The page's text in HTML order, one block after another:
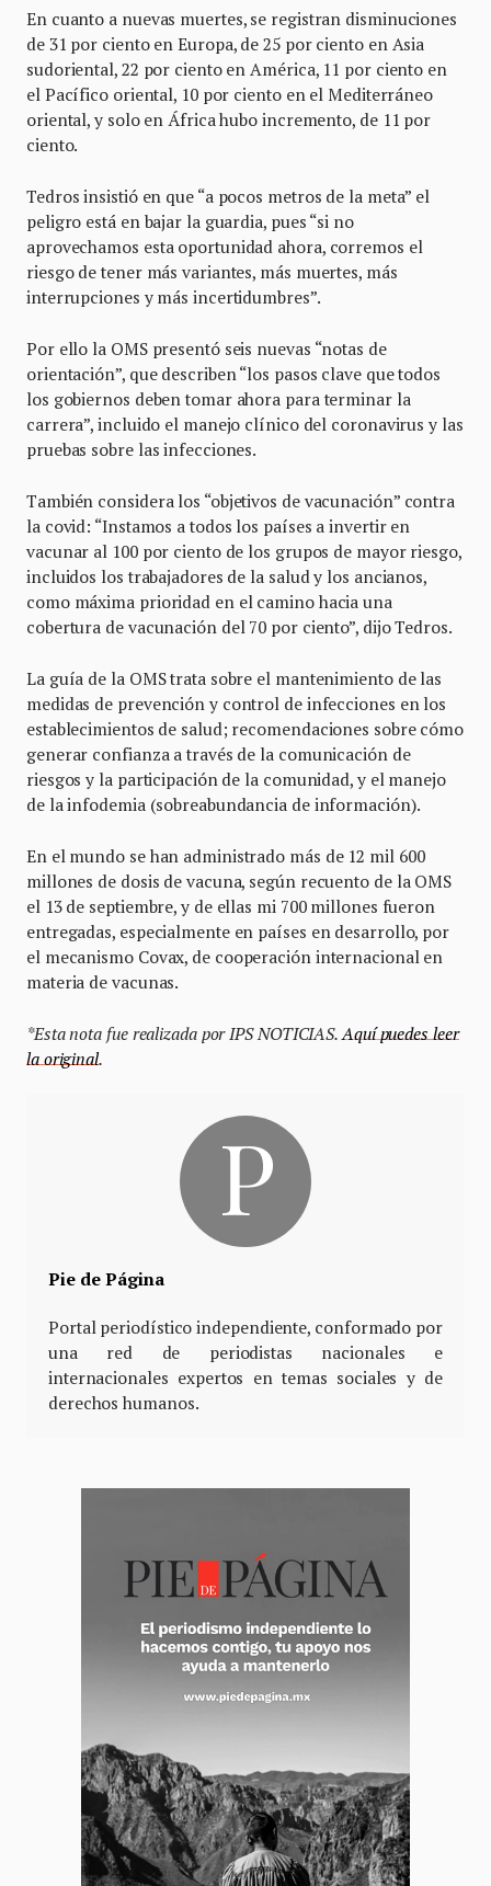
En cuanto a nuevas muertes, se registran disminuciones
de 31 por ciento en Europa, de 25 por ciento en Asia
sudoriental, 22 por ciento en América, 11 por ciento en
el Pacífico oriental, 10 por ciento en el Mediterráneo
oriental, y solo en África hubo incremento, de 11 por
ciento.
Tedros insistió en que “a pocos metros de la meta” el
peligro está en bajar la guardia, pues “si no
aprovechamos esta oportunidad ahora, corremos el
riesgo de tener más variantes, más muertes, más
interrupciones y más incertidumbres”.
Por ello la OMS presentó seis nuevas “notas de
orientación”, que describen “los pasos clave que todos
los gobiernos deben tomar ahora para terminar la
carrera”, incluido el manejo clínico del coronavirus y las
pruebas sobre las infecciones.
También considera los “objetivos de vacunación” contra
la covid: “Instamos a todos los países a invertir en
vacunar al 100 por ciento de los grupos de mayor riesgo,
incluidos los trabajadores de la salud y los ancianos,
como máxima prioridad en el camino hacia una
cobertura de vacunación del 70 por ciento”, dijo Tedros.
La guía de la OMS trata sobre el mantenimiento de las
medidas de prevención y control de infecciones en los
establecimientos de salud; recomendaciones sobre cómo
generar confianza a través de la comunicación de
riesgos y la participación de la comunidad, y el manejo
de la infodemia (sobreabundancia de información).
En el mundo se han administrado más de 12 mil 600
millones de dosis de vacuna, según recuento de la OMS
el 13 de septiembre, y de ellas mi 700 millones fueron
entregadas, especialmente en países en desarrollo, por
el mecanismo Covax, de cooperación internacional en
materia de vacunas.
*Esta nota fue realizada por IPS NOTICIAS.Aquí puedes leer
la original.
Pie de Página
Portal periodístico independiente, conformado por
una red de periodistas nacionales e
internacionales expertos en temas sociales y de
derechos humanos.